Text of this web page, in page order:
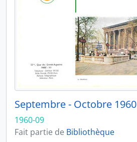
Septembre - Octobre 1960
1960-09
Fait partie de Bibliothèque